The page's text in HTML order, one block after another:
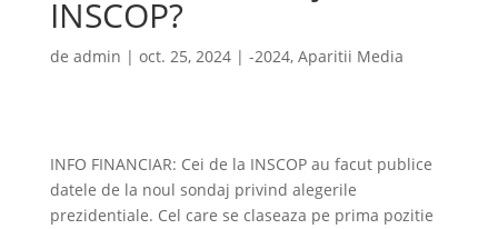
INSCOP?
de admin | oct. 25, 2024| -2024, Aparitii Media
INFO FINANCIAR: Cei de la INSCOP au facut publice
datele de la noul sondaj privind alegerile
prezidentiale. Cel care se claseaza pe prima pozitie